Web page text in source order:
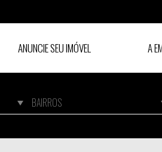
ANUNCIE SEU IMÓVEL A
HS10071